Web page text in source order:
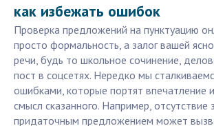
как избежать ошибок
Проверка предложений на пунктуацию
просто формальность, а залог вашей
речи, будь то школьное сочинение,
пост в соцсетях. Нередко мы
ошибками, которые портят впечатление
смысл сказанного. Например, отсутствие
придаточным предложением может